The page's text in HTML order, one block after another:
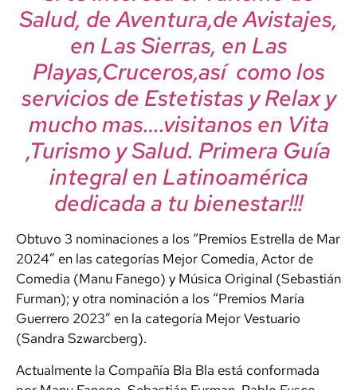
Salud, de Aventura,de Avistajes,
en Las Sierras, en Las
Playas,Cruceros,así como los
servicios de Estetistas y Relax y
mucho mas….visitanos en Vita
,Turismo y Salud. Primera Guía
integral en Latinoamérica
dedicada a tu bienestar!!!
Obtuvo 3 nominaciones a los “Premios Estrella de Mar
2024” en las categorías Mejor Comedia, Actor de
Comedia (Manu Fanego) y Música Original (Sebastián
Furman); y otra nominación a los “Premios María
Guerrero 2023” en la categoría Mejor Vestuario
(Sandra Szwarcberg).
Actualmente la Compañía Bla Bla está conformada